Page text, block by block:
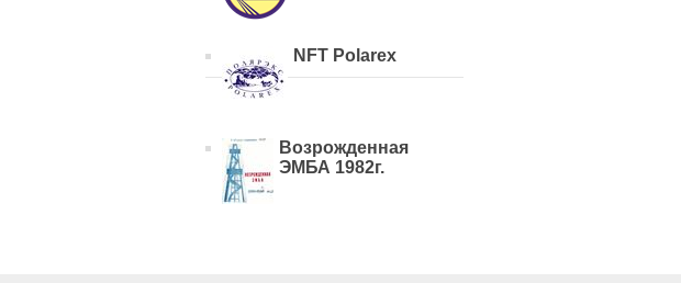
NFT Polarex
Возрожденная
ЭМБА 1982г.